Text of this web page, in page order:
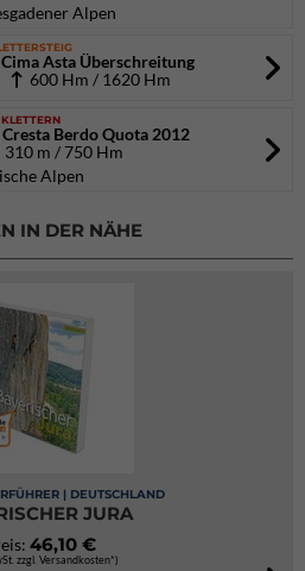
Alpen
Asta Überschreitung
600 Hm / 1620 Hm
KLETTERN
Berdo Quota 2012
310 m / 750 Hm
Alpen
IN DER NÄHE
| DEUTSCHLAND
JURA
46,10 €
zzgl. Versandkosten*)